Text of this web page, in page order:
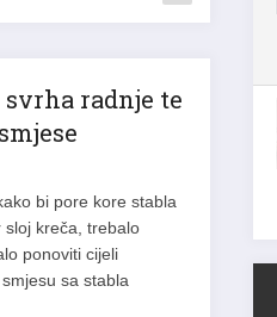
svrha radnje te
bi pore kore stabla
sloj kreča, trebalo
ponoviti cijeli
sa stabla